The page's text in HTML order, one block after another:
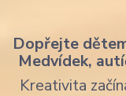
Dopřejte
Medvídek,
Kreativita